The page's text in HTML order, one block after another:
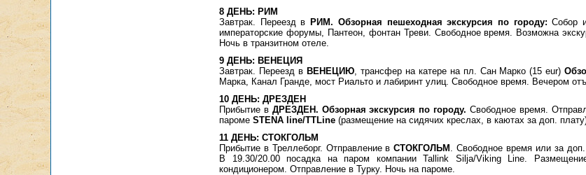
8 ДЕНЬ: РИМ
Завтрак. Переезд в РИМ. Обзорная пешеходная экскурсия по городу: Собор
императорские форумы, Пантеон, фонтан Треви. Свободное время. Возможна
Ночь в транзитном отеле.
9 ДЕНЬ: ВЕНЕЦИЯ
Завтрак. Переезд в ВЕНЕЦИЮ, трансфер на катере на пл. Сан Марко (15 eur)
Марка, Канал Гранде, мост Риальто и лабиринт улиц. Свободное время. Вечером
10 ДЕНЬ: ДРЕЗДЕН
Прибытие в ДРЕЗДЕН. Обзорная экскурсия по городу. Свободное время.
пароме STENA line/TTLine (размещение на сидячих креслах, в каютах за доп.
11 ДЕНЬ: СТОКГОЛЬМ
Прибытие в Треллеборг. Отправление вСТОКГОЛЬМ . Свободное время или за
В 19.30/20.00 посадка на паром компании Tallink Silja/Viking Line.
кондиционером. Отправление в Турку. Ночь на пароме.